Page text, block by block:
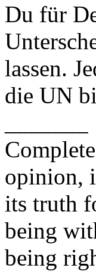
Du für
lassen.
die UN
opinion,
its truth
being
being